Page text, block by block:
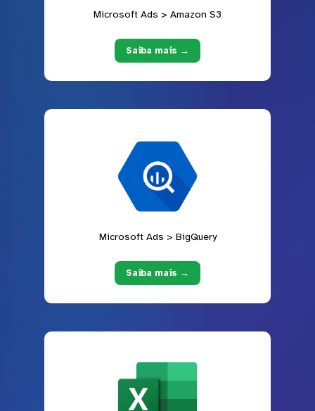
Microsoft Ads > Amazon S3
Saiba mais →
Microsoft Ads > BigQuery
Saiba mais →